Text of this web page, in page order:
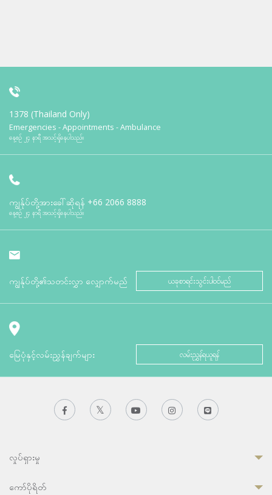
1378 (Thailand Only)
Emergencies - Appointments - Ambulance
နေ့စဉ် ၂၄ နာရီ အသင့်ရှိနေပါသည်။
ကျွန်ုပ်တို့အားခေါ်ဆိုရန် +66 2066 8888
နေ့စဉ် ၂၄ နာရီ အသင့်ရှိနေပါသည်။
ကျွန်ုပ်တို့၏သတင်းလွှာ လျှောက်မည် ယခုစာရင်းသွင်းပါဝင်မည်
မြေပုံနှင့်လမ်းညွှန်ချက်များ လမ်းညွှန်ရယူရန်
လှုပ်ရှားမှု
ကော်ပိုရိတ်